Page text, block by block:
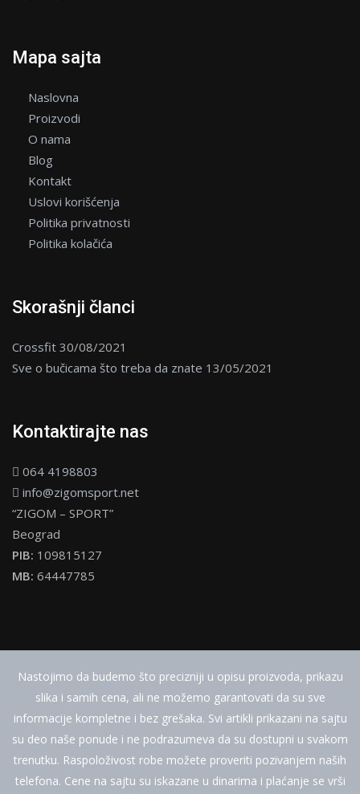
Mapa sajta
Naslovna
Proizvodi
O nama
Blog
Kontakt
Uslovi korišćenja
Politika privatnosti
Politika kolačića
Skorašnji članci
Crossfit 30/08/2021
Sve o bučicama što treba da znate 13/05/2021
Kontaktirajte nas
064 4198803
info@zigomsport.net
“ZIGOM – SPORT”
Beograd
PIB: 109815127
MB: 64447785
Nastojimo da budemo što precizniji u opisu proizvoda, prikazu
slika i samih cena, ali ne možemo garantovati da su sve
informacije kompletne i bez grešaka. Svi artikli prikazani na sajtu
su deo naše ponude i ne podrazumeva da su dostupni u svakom
trenutku. Raspoloživost robe možete proveriti pozivanjem naših
telefona. Cene na sajtu su iskazane u dinarima i plaćanje se vrši